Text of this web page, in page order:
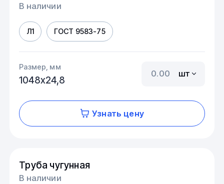
В наличии
Л1 ГОСТ 9583-75
Размер, мм
1048х24,8
шт
Узнать цену
Труба чугунная
В наличии